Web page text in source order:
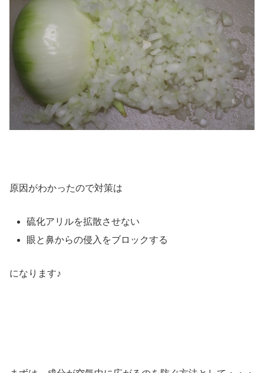
原因がわかったので対策は
硫化アリルを拡散させない
眼と鼻からの侵入をブロックする
になります♪